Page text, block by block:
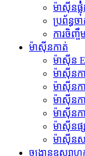
ម៉ាស៊ីនផ្
ប្រព័ន្ធច
ការចិញ្
ម៉ាស៊ីនកាត់
ម៉ាស៊ីន
ម៉ាស៊ីនក
ម៉ាស៊ីនក
ម៉ាស៊ីនក
ម៉ាស៊ីនកា
ម៉ាស៊ីនផ្ស
ម៉ាស៊ីនស
ចង្ក្រានឧស្សាហ